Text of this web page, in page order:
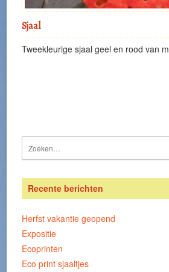
Sjaal
Tweekleurige sjaal geel en rood van
Recente berichten
Herfst vakantie geopend
Expositie
Ecoprinten
Eco print sjaaltjes